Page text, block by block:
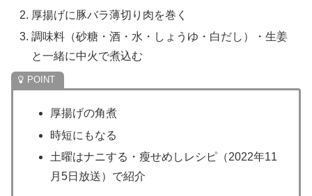
厚揚げに豚バラ薄切り肉を巻く
調味料（砂糖・酒・水・しょうゆ・白だし）・生姜
と一緒に中火で煮込む
厚揚げの角煮
時短にもなる
土曜はナニする・瘦せめしレシピ（2022年11
月5日放送）で紹介